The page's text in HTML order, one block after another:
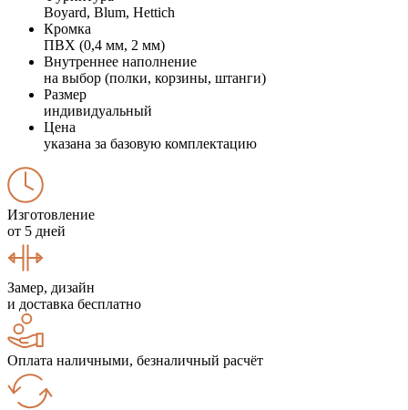
Boyard, Blum, Hettich
Кромка
ПВХ (0,4 мм, 2 мм)
Внутреннее наполнение
на выбор (полки, корзины, штанги)
Размер
индивидуальный
Цена
указана за базовую комплектацию
Изготовление
от 5 дней
Замер, дизайн
и доставка бесплатно
Оплата наличными, безналичный расчёт